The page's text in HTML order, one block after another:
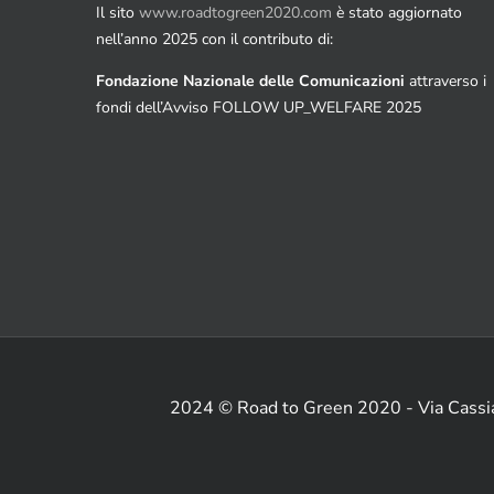
Il sito www.roadtogreen2020.com è stato aggiornato
nell’anno 2025 con il contributo di:
Fondazione Nazionale delle Comunicazioni attraverso i
fondi dell’Avviso FOLLOW UP_WELFARE 2025
2024 © Road to Green 2020 - Via